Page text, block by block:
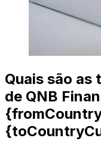
Quais são
de QNB